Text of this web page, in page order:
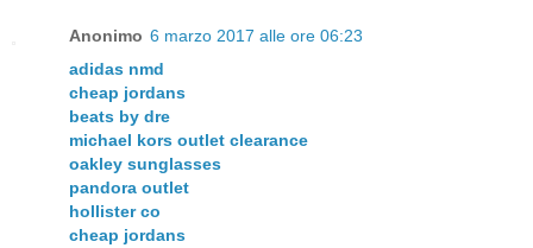
Anonimo 6 marzo 2017 alle ore 06:23
adidas nmd
cheap jordans
beats by dre
michael kors outlet clearance
oakley sunglasses
pandora outlet
hollister co
cheap jordans